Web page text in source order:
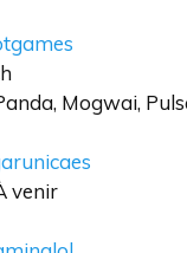
Mogwai,
venir